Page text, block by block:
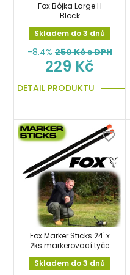
Fox Bójka Large H
Block
Skladem do 3 dnů
-8.4% 250Kč s DPH
229 Kč
DETAIL PRODUKTU
Fox Marker Sticks 24' x
2ks markerovací tyče
Skladem do 3 dnů